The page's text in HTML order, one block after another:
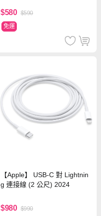
$580 $590
免運
【Apple】 USB-C 對 Lightnin
g 連接線 (2 公尺) 2024
$980 $990